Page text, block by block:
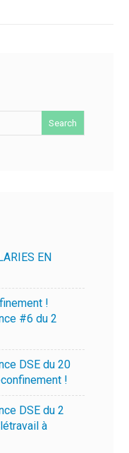
EN
!
#6 du 2
DSE du 20
!
DSE du 2
à